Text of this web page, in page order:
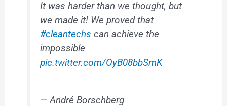
It was harder than we thought, but
we made it! We proved that
#cleantechs can achieve the
impossible
pic.twitter.com/OyB08bbSmK
— André Borschberg